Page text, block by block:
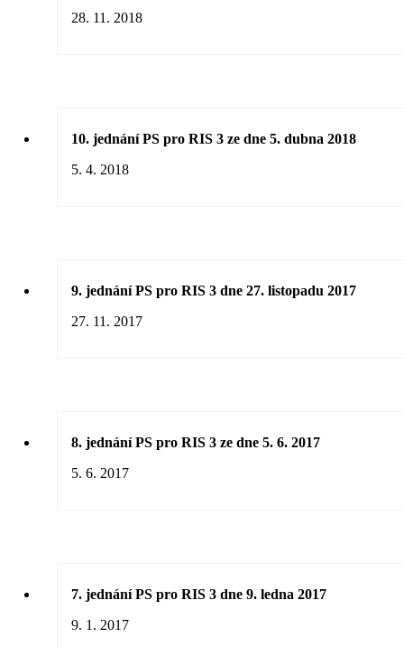
28. 11. 2018
10. jednání PS pro RIS 3 ze dne 5. dubna 2018
5. 4. 2018
9. jednání PS pro RIS 3 dne 27. listopadu 2017
27. 11. 2017
8. jednání PS pro RIS 3 ze dne 5. 6. 2017
5. 6. 2017
7. jednání PS pro RIS 3 dne 9. ledna 2017
9. 1. 2017